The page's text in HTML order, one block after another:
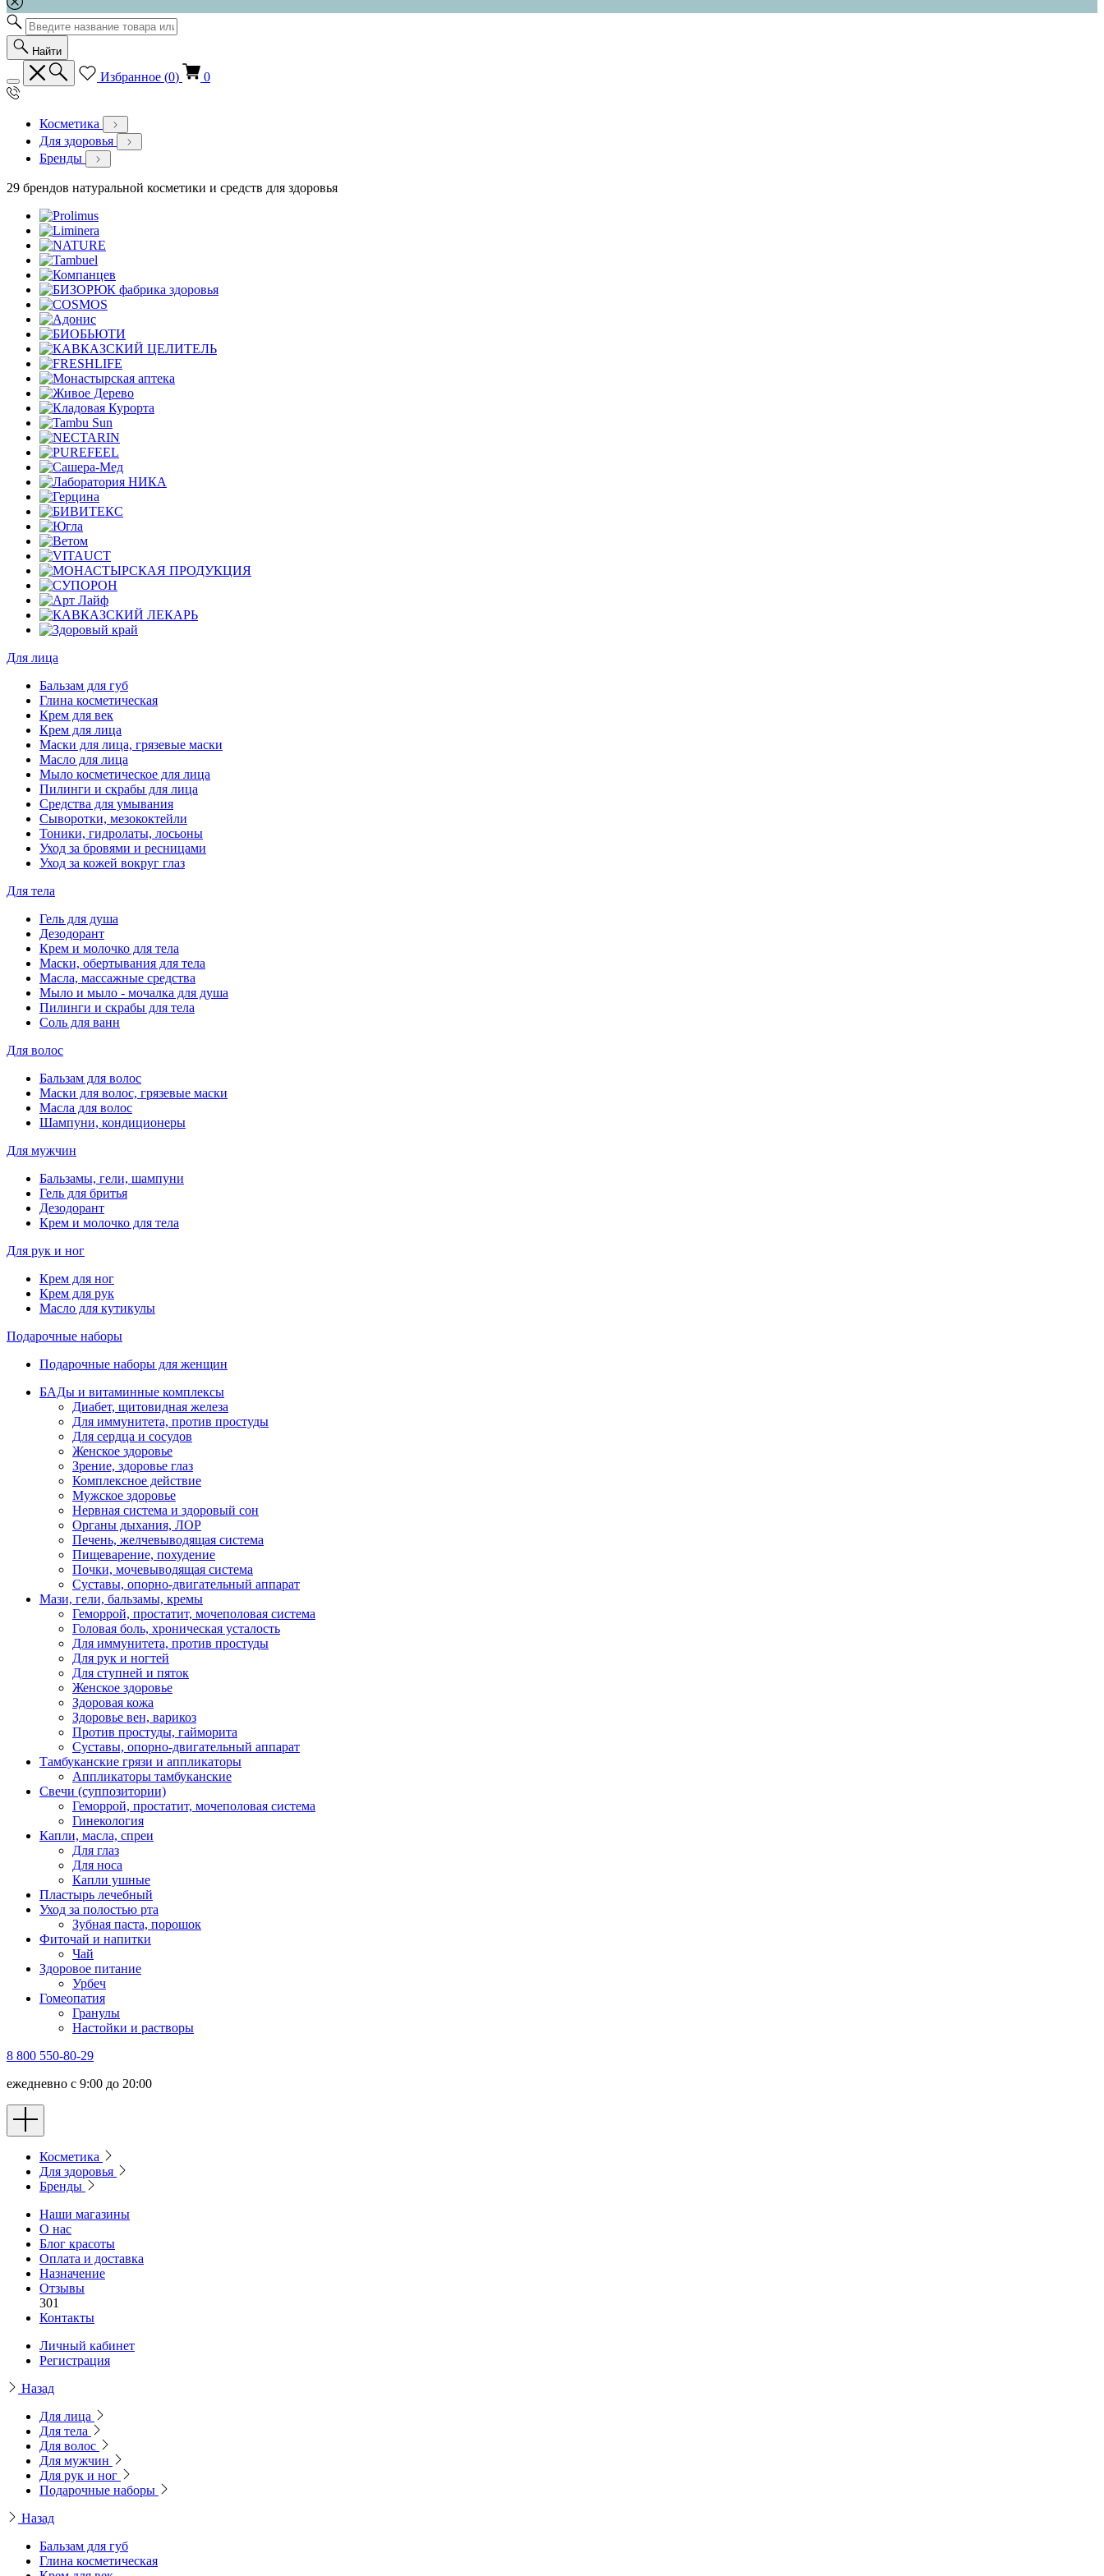
Найти
Избранное (0) 0
Косметика
Для здоровья
Бренды
29 брендов натуральной косметики и средств для здоровья
Для лица
Бальзам для губ
Глина косметическая
Крем для век
Крем для лица
Маски для лица, грязевые маски
Масло для лица
Мыло косметическое для лица
Пилинги и скрабы для лица
Средства для умывания
Сыворотки, мезококтейли
Тоники, гидролаты, лосьоны
Уход за бровями и ресницами
Уход за кожей вокруг глаз
Для тела
Гель для душа
Дезодорант
Крем и молочко для тела
Маски, обертывания для тела
Масла, массажные средства
Мыло и мыло - мочалка для душа
Пилинги и скрабы для тела
Соль для ванн
Для волос
Бальзам для волос
Маски для волос, грязевые маски
Масла для волос
Шампуни, кондиционеры
Для мужчин
Бальзамы, гели, шампуни
Гель для бритья
Дезодорант
Крем и молочко для тела
Для рук и ног
Крем для ног
Крем для рук
Масло для кутикулы
Подарочные наборы
Подарочные наборы для женщин
БАДы и витаминные комплексы
Диабет, щитовидная железа
Для иммунитета, против простуды
Для сердца и сосудов
Женское здоровье
Зрение, здоровье глаз
Комплексное действие
Мужское здоровье
Нервная система и здоровый сон
Органы дыхания, ЛОР
Печень, желчевыводящая система
Пищеварение, похудение
Почки, мочевыводящая система
Суставы, опорно-двигательный аппарат
Мази, гели, бальзамы, кремы
Геморрой, простатит, мочеполовая система
Головая боль, хроническая усталость
Для иммунитета, против простуды
Для рук и ногтей
Для ступней и пяток
Женское здоровье
Здоровая кожа
Здоровье вен, варикоз
Против простуды, гайморита
Суставы, опорно-двигательный аппарат
Тамбуканские грязи и аппликаторы
Аппликаторы тамбуканские
Свечи (суппозитории)
Геморрой, простатит, мочеполовая система
Гинекология
Капли, масла, спреи
Для глаз
Для носа
Капли ушные
Пластырь лечебный
Уход за полостью рта
Зубная паста, порошок
Фиточай и напитки
Чай
Здоровое питание
Урбеч
Гомеопатия
Гранулы
Настойки и растворы
8 800 550-80-29
ежедневно с 9:00 до 20:00
Косметика
Для здоровья
Бренды
Наши магазины
О нас
Блог красоты
Оплата и доставка
Назначение
Отзывы
301
Контакты
Личный кабинет
Регистрация
Назад
Для лица
Для тела
Для волос
Для мужчин
Для рук и ног
Подарочные наборы
Назад
Бальзам для губ
Глина косметическая